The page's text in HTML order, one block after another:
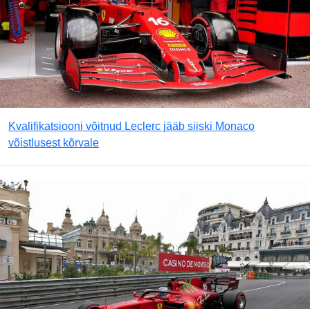
Kvalifikatsiooni võitnud Leclerc jääb siiski Monaco
võistlusest kõrvale